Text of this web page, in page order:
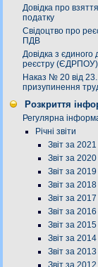
Довідка про
податку
Свідоцтво про
ПДВ
Довідка з єдиного
реєстру (ЄДРПОУ)
Наказ № 20 від
призупинення
Розкриття
Регулярна
Річні звіти
Звіт за 2021
Звіт за 2020
Звіт за 2019
Звіт за 2018
Звіт за 2017
Звіт за 2016
Звіт за 2015
Звіт за 2014
Звіт за 2013
Звіт за 2012